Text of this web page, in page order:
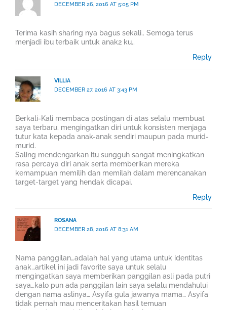
DECEMBER 26, 2016 AT 5:05 PM
Terima kasih sharing nya bagus sekali.. Semoga terus
menjadi ibu terbaik untuk anak2 ku..
Reply
VILLIA
DECEMBER 27, 2016 AT 3:43 PM
Berkali-Kali membaca postingan di atas selalu membuat
saya terbaru, mengingatkan diri untuk konsisten menjaga
tutur kata kepada anak-anak sendiri maupun pada murid-
murid.
Saling mendengarkan itu sungguh sangat meningkatkan
rasa percaya diri anak serta memberikan mereka
kemampuan memilih dan memilah dalam merencanakan
target-target yang hendak dicapai.
Reply
ROSANA
DECEMBER 28, 2016 AT 8:31 AM
Nama panggilan…adalah hal yang utama untuk identitas
anak…artikel ini jadi favorite saya untuk selalu
mengingatkan saya memberikan panggilan asli pada putri
saya…kalo pun ada panggilan lain saya selalu mendahului
dengan nama aslinya… Asyifa gula jawanya mama… Asyifa
tidak pernah mau menceritakan hasil temuan